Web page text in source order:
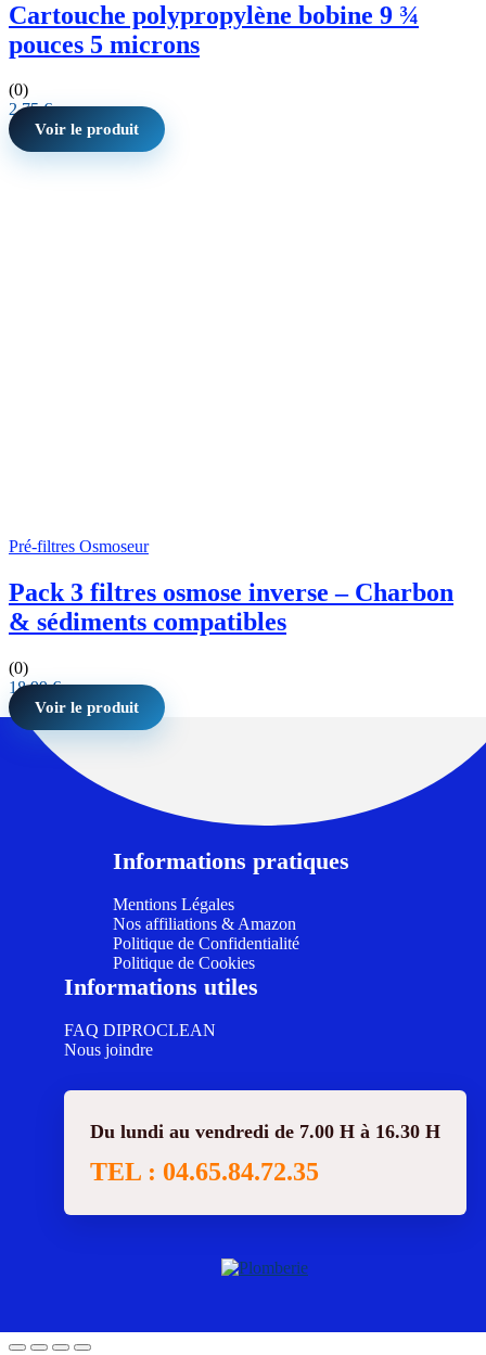
Cartouche polypropylène bobine 9 ¾
pouces 5 microns
(0)
2,75€
Voir le produit
Pré-filtres Osmoseur
Pack 3 filtres osmose inverse – Charbon
& sédiments compatibles
(0)
18,99€
Voir le produit
Informations pratiques
Mentions Légales
Nos affiliations & Amazon
Politique de Confidentialité
Politique de Cookies
Informations utiles
FAQ DIPROCLEAN
Nous joindre
Du lundi au vendredi de 7.00 H à 16.30 H
TEL : 04.65.84.72.35